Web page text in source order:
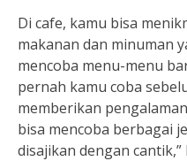
Di cafe, kamu bisa
makanan dan minuman
mencoba menu-menu
pernah kamu coba
memberikan
bisa mencoba berbagai
disajikan dengan